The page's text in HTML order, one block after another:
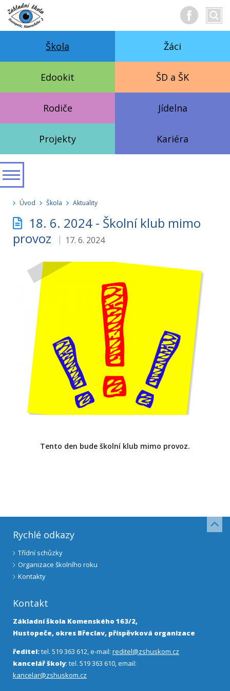
text
Škola Žáci
Edookit ŠD a ŠK
Rodiče Jídelna
Projekty Kariéra
Úvod Škola Aktuality
18. 6. 2024 - Školní klub mimo
provoz
17. 6. 2024
Tento den bude školní klub mimo provoz.
Rychlé odkazy
Třídní schůzky
Organizace školního roku
Kontakty
Kontakt
Základní škola Komenského 163/2,
Hustopeče, okres Břeclav, příspěvková organizace
ředitel:tel. 519 363 612, e-mail: reditel@zshuskom.cz
kancelář školy: tel. 519 363 610, email:
kancelar@zshuskom.cz